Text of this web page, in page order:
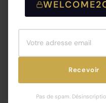
Recevoir
Pas de spam.